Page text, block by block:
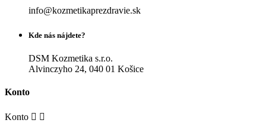
info@kozmetikaprezdravie.sk
Kde nás nájdete?
DSM Kozmetika s.r.o.
Alvinczyho 24, 040 01 Košice
Konto
Konto  